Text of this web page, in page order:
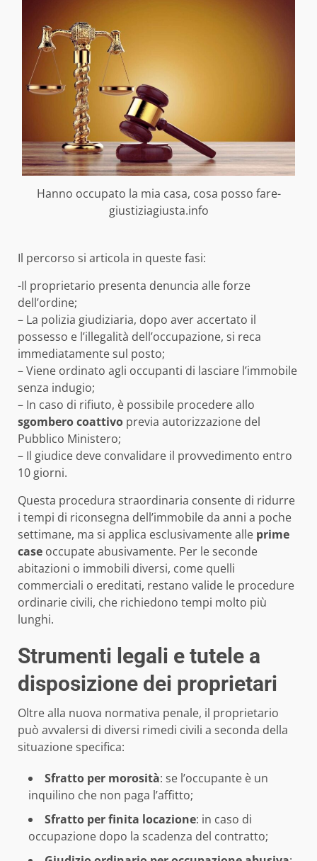
Hanno occupato la mia casa, cosa posso fare-
giustiziagiusta.info
Il percorso si articola in queste fasi:
-Il proprietario presenta denuncia alle forze
dell’ordine;
– La polizia giudiziaria, dopo aver accertato il
possesso e l’illegalità dell’occupazione, si reca
immediatamente sul posto;
– Viene ordinato agli occupanti di lasciare l’immobile
senza indugio;
– In caso di rifiuto, è possibile procedere allo
sgombero coattivo previa autorizzazione del
Pubblico Ministero;
– Il giudice deve convalidare il provvedimento entro
10 giorni.
Questa procedura straordinaria consente di ridurre
i tempi di riconsegna dell’immobile da anni a poche
settimane, ma si applica esclusivamente alle prime
case occupate abusivamente. Per le seconde
abitazioni o immobili diversi, come quelli
commerciali o ereditati, restano valide le procedure
ordinarie civili, che richiedono tempi molto più
lunghi.
Strumenti legali e tutele a
disposizione dei proprietari
Oltre alla nuova normativa penale, il proprietario
può avvalersi di diversi rimedi civili a seconda della
situazione specifica:
Sfratto per morosità: se l’occupante è un
inquilino che non paga l’affitto;
Sfratto per finita locazione: in caso di
occupazione dopo la scadenza del contratto;